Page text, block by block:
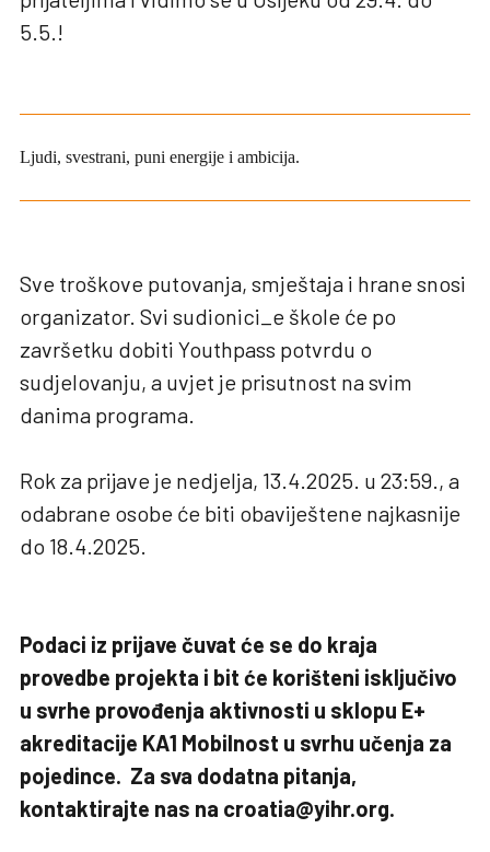
5.5.!
Ljudi, svestrani, puni energije i ambicija.
Sve troškove putovanja, smještaja i hrane snosi
organizator. Svi sudionici_e škole će po
završetku dobiti Youthpass potvrdu o
sudjelovanju, a uvjet je prisutnost na svim
danima programa.
Rok za prijave je nedjelja, 13.4.2025. u 23:59., a
odabrane osobe će biti obaviještene najkasnije
do 18.4.2025.
Podaci iz prijave čuvat će se do kraja
provedbe projekta i bit će korišteni isključivo
u svrhe provođenja aktivnosti u sklopu E+
akreditacije KA1 Mobilnost u svrhu učenja za
pojedince. Za sva dodatna pitanja,
kontaktirajte nas na croatia@yihr.org.